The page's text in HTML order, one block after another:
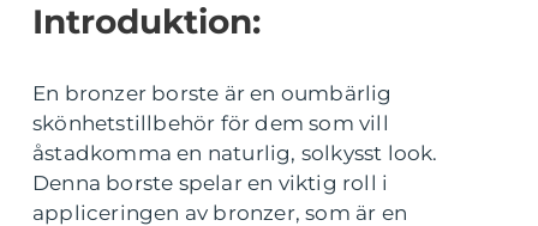
Introduktion:
En bronzer borste är en oumbärlig
skönhetstillbehör för dem som vill
åstadkomma en naturlig, solkysst look.
Denna borste spelar en viktig roll i
appliceringen av bronzer, som är en